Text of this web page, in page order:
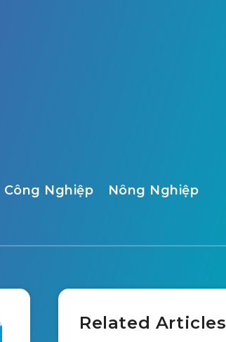
Công Nghiệp Nông Nghiệp
Related Articles